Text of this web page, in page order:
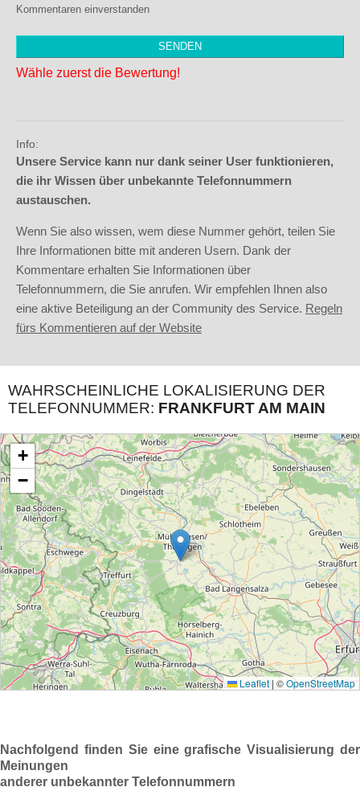
Kommentaren einverstanden
Wähle zuerst die Bewertung!
Info:
Unsere Service kann nur dank seiner User funktionieren,
die ihr Wissen über unbekannte Telefonnummern
austauschen.
Wenn Sie also wissen, wem diese Nummer gehört, teilen Sie
Ihre Informationen bitte mit anderen Usern. Dank der
Kommentare erhalten Sie Informationen über
Telefonnummern, die Sie anrufen. Wir empfehlen Ihnen also
eine aktive Beteiligung an der Community des Service. Regeln
fürs Kommentieren auf der Website
WAHRSCHEINLICHE LOKALISIERUNG DER
TELEFONNUMMER: FRANKFURT AM MAIN
Nachfolgend finden Sie eine grafische Visualisierung der
Meinungen
anderer unbekannter Telefonnummern